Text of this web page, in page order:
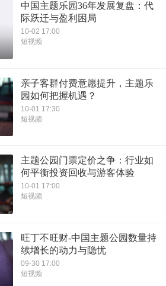
中国主题乐园36年发展复盘：代
际跃迁与盈利困局
10-02 17:00
短视频
亲子客群付费意愿提升，主题乐
园如何把握机遇？
10-01 17:30
短视频
主题公园门票定价之争：行业如
何平衡投资回收与游客体验
10-01 17:00
短视频
旺丁不旺财-中国主题公园数量持
续增长的动力与隐忧
09-30 17:00
短视频